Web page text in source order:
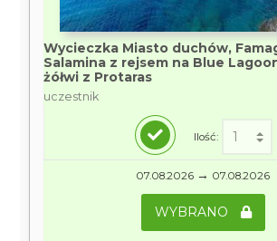
Wycieczka Miasto duchów,
Salamina z rejsem na Blue
żółwi z Protaras
uczestnik
Ilość:
07.08.2026 → 07.08.2026
WYBRANO